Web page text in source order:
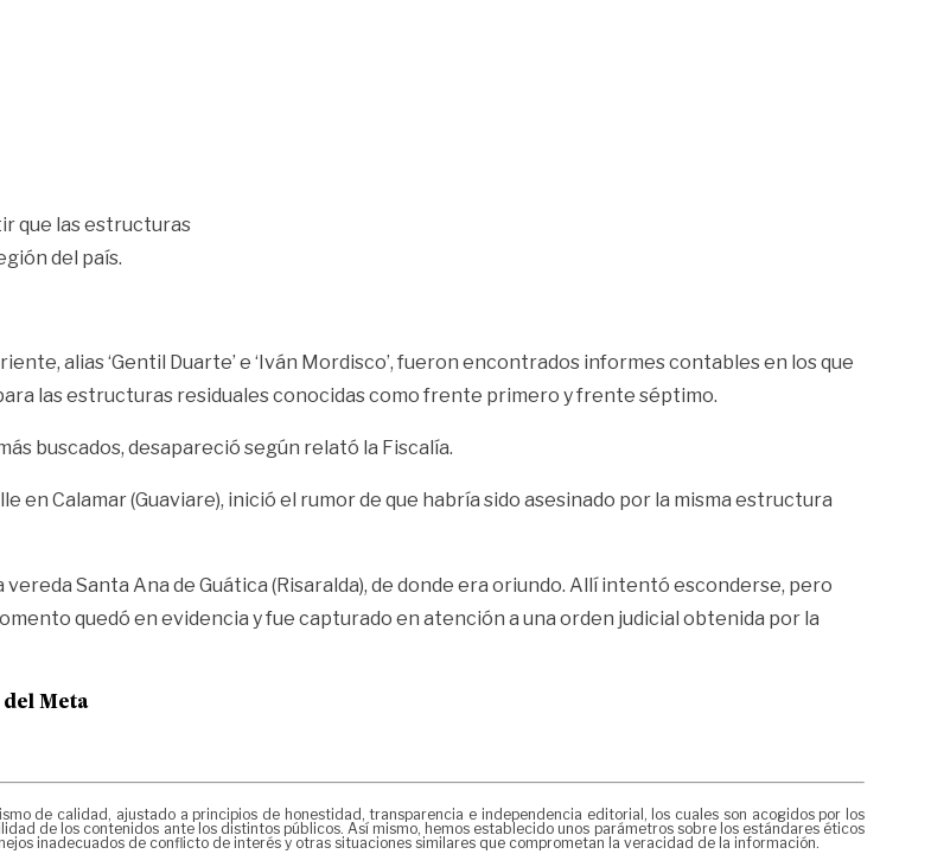
que las estructuras
del país.
alias ‘Gentil Duarte’ e ‘Iván Mordisco’, fueron encontrados informes contables en los que
las estructuras residuales conocidas como frente primero y frente séptimo.
buscados, desapareció según relató la Fiscalía.
en Calamar (Guaviare), inició el rumor de que habría sido asesinado por la misma estructura
Santa Ana de Guática (Risaralda), de donde era oriundo. Allí intentó esconderse, pero
quedó en evidencia y fue capturado en atención a una orden judicial obtenida por la
Meta
de calidad, ajustado a principios de honestidad, transparencia e independencia editorial, los cuales son acogidos por los
de los contenidos ante los distintos públicos. Así mismo, hemos establecido unos parámetros sobre los estándares éticos
inadecuados de conflicto de interés y otras situaciones similares que comprometan la veracidad de la información.